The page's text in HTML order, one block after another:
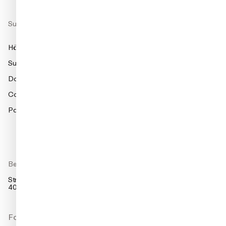
Support
Häufig gestellte Fragen
Support
Dokumentation
Compliance
Partnerportal
Folgen Sie uns
Besuchen Sie uns
Strandsvingen 14,
4032 Stavanger, Norwegen